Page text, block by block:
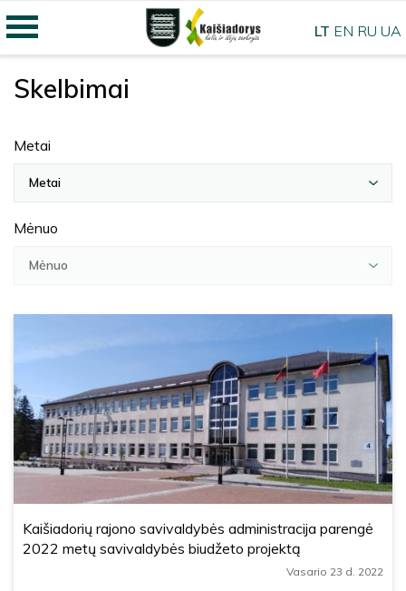
Skelbimai
Metai
Metai
Mėnuo
Mėnuo
Kaišiadorių rajono savivaldybės administracija parengė
2022 metų savivaldybės biudžeto projektą
Vasario 23 d. 2022
LT EN RU UA